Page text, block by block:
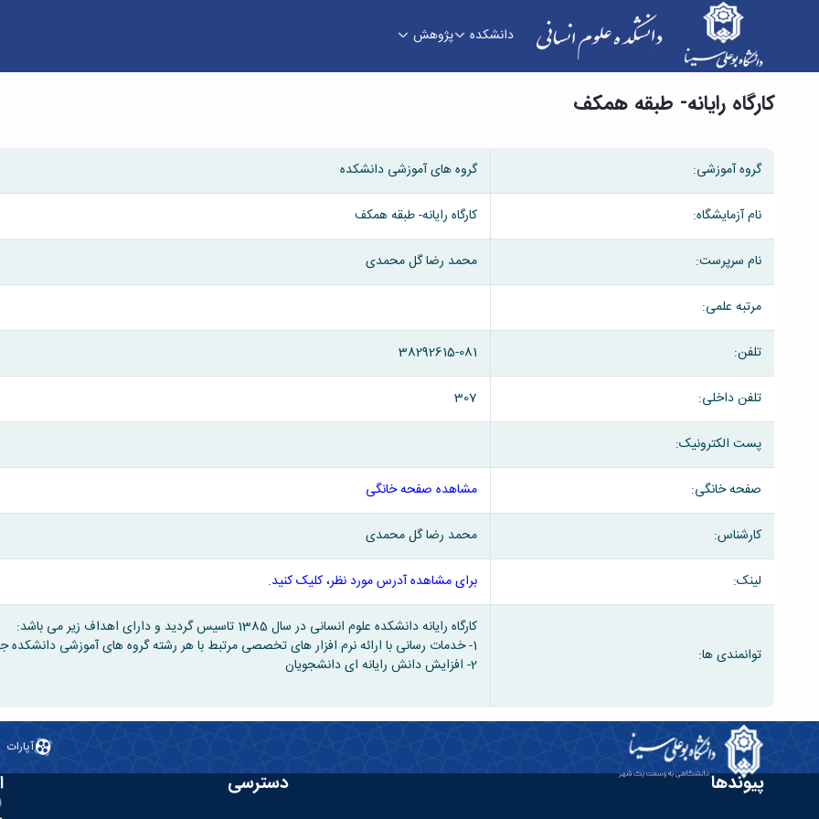
دانشکده پژوهش
کارگاه رایانه- طبقه همکف
گروه آموزشی: گروه های آموزشی دانشکده
نام آزمایشگاه: کارگاه رایانه- طبقه همکف
نام سرپرست: محمد رضا گل محمدی
مرتبه علمی:
تلفن: 38292615-081
تلفن داخلی: 307
پست الکترونیک:
صفحه خانگی: مشاهده صفحه خانگی
کارشناس: محمد رضا گل محمدی
لینک: برای مشاهده آدرس مورد نظر، کلیک کنید.
توانمندی ها:
کارگاه رایانه دانشکده علوم انسانی در سال 1385 تاسیس گردید و دارای اهداف زیر می باشد:
1- خدمات رسانی با ارائه نرم افزار های تخصصی مرتبط با هر رشته گروه های آموزشی دانشکده جهت دروسی که نیازمند رایانه می باشد.
2- افزایش دانش رایانه ای دانشجویان
آپارات
پیوندها دسترسی